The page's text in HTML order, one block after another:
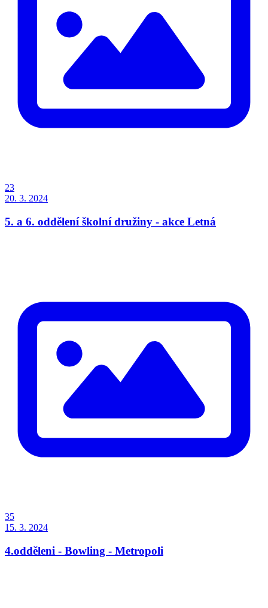
23
20. 3. 2024
5. a 6. oddělení školní družiny - akce Letná
35
15. 3. 2024
4.odděleni - Bowling - Metropoli